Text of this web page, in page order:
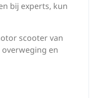
bij experts, kun
scooter van
en